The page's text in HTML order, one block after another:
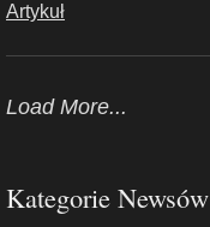
Artykuł
Load More...
Kategorie Newsów